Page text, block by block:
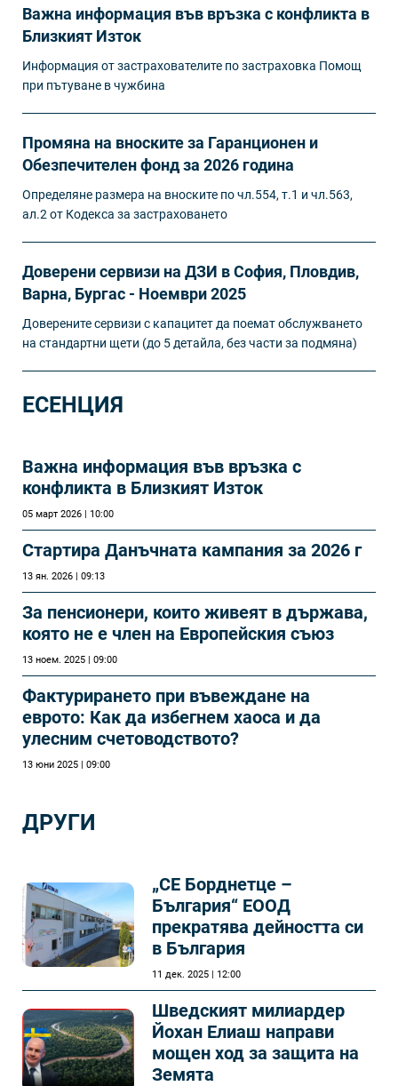
Важна информация във връзка с конфликта в
Близкият Изток
Информация от застрахователите по застраховка Помощ
при пътуване в чужбина
Промяна на вноските за Гаранционен и
Обезпечителен фонд за 2026 година
Определяне размера на вноските по чл.554, т.1 и чл.563,
ал.2 от Кодекса за застраховането
Доверени сервизи на ДЗИ в София, Пловдив,
Варна, Бургас - Ноември 2025
Доверените сервизи с капацитет да поемат обслужването
на стандартни щети (до 5 детайла, без части за подмяна)
ЕСЕНЦИЯ
Важна информация във връзка с
конфликта в Близкият Изток
05 март 2026 | 10:00
Стартира Данъчната кампания за 2026 г
13 ян. 2026 | 09:13
За пенсионери, които живеят в държава,
която не е член на Европейския съюз
13 ноем. 2025 | 09:00
Фактурирането при въвеждане на
еврото: Как да избегнем хаоса и да
улесним счетоводството?
13 юни 2025 | 09:00
ДРУГИ
„СЕ Борднетце –
България“ ЕООД
прекратява дейността си
в България
11 дек. 2025 | 12:00
Шведският милиардер
Йохан Елиаш направи
мощен ход за защита на
Земята